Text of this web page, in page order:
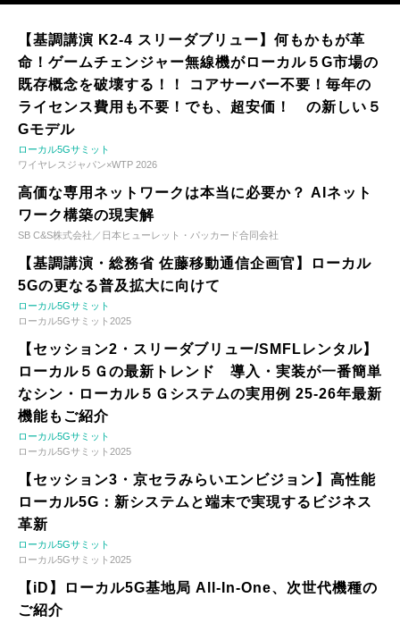
【基調講演 K2-4 スリーダブリュー】何もかもが革
命！ゲームチェンジャー無線機がローカル５G市場の
既存概念を破壊する！！ コアサーバー不要！毎年の
ライセンス費用も不要！でも、超安価！ の新しい５
Gモデル
ローカル5Gサミット
ワイヤレスジャパン×WTP 2026
高価な専用ネットワークは本当に必要か？ AIネット
ワーク構築の現実解
SB C&S株式会社／日本ヒューレット・パッカード合同会社
【基調講演・総務省 佐藤移動通信企画官】ローカル
5Gの更なる普及拡大に向けて
ローカル5Gサミット
ローカル5Gサミット2025
【セッション2・スリーダブリュー/SMFLレンタル】
ローカル５Ｇの最新トレンド 導入・実装が一番簡単
なシン・ローカル５Ｇシステムの実用例 25-26年最新
機能もご紹介
ローカル5Gサミット
ローカル5Gサミット2025
【セッション3・京セラみらいエンビジョン】高性能
ローカル5G：新システムと端末で実現するビジネス
革新
ローカル5Gサミット
ローカル5Gサミット2025
【iD】ローカル5G基地局 All-In-One、次世代機種の
ご紹介